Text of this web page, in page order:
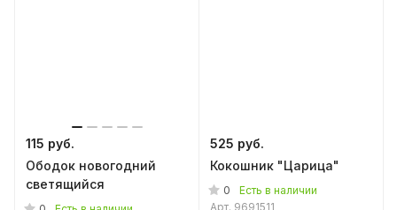
115 руб.
Ободок новогодний
светящийся
525 руб.
Кокошник "Царица"
0
Есть в наличии
Арт. 9691511